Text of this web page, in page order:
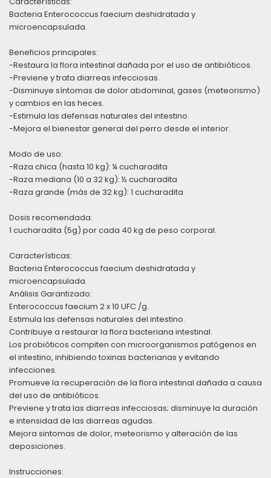
Bacteria Enterococcus faecium deshidratada y
microencapsulada.
Beneficios principales:
-Restaura la flora intestinal dañada por el uso de antibióticos.
-Previene y trata diarreas infecciosas.
-Disminuye síntomas de dolor abdominal, gases (meteorismo)
y cambios en las heces.
-Estimula las defensas naturales del intestino.
-Mejora el bienestar general del perro desde el interior.
Modo de uso:
-Raza chica (hasta 10 kg): ¼ cucharadita
-Raza mediana (10 a 32 kg): ½ cucharadita
-Raza grande (más de 32 kg): 1 cucharadita
Dosis recomendada:
1 cucharadita (5g) por cada 40 kg de peso corporal.
Características:
Bacteria Enterococcus faecium deshidratada y
microencapsulada.
Análisis Garantizado:
Enterococcus faecium 2 x 10 UFC /g.
Estimula las defensas naturales del intestino.
Contribuye a restaurar la flora bacteriana intestinal.
Los probióticos compiten con microorganismos patógenos en
el intestino, inhibiendo toxinas bacterianas y evitando
infecciones.
Promueve la recuperación de la flora intestinal dañada a causa
del uso de antibióticos.
Previene y trata las diarreas infecciosas; disminuye la duración
e intensidad de las diarreas agudas.
Mejora sintomas de dolor, meteorismo y alteración de las
deposiciones.
Instrucciones: